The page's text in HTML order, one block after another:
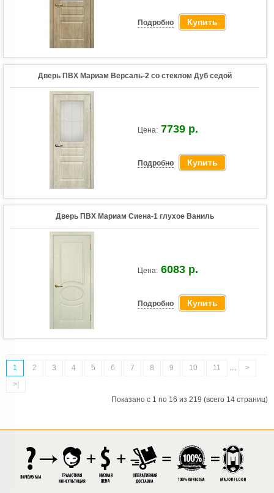
Подробно Купить
Дверь ПВХ Мариам Версаль-2 со стеклом Дуб седой
Цена: 7739 р.
Подробно Купить
Дверь ПВХ Мариам Сиена-1 глухое Ваниль
Цена: 6083 р.
Подробно Купить
1 2 3 4 5 6 7 8 9 10 11 ....
>
>|
Показано с 1 по 16 из 219 (всего 14 страниц)